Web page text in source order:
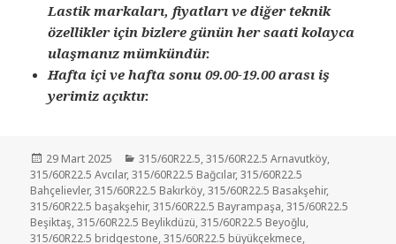
Lastik markaları, fiyatları ve diğer teknik
özellikler için bizlere günün her saati kolayca
ulaşmanız mümkündür.
Hafta içi ve hafta sonu 09.00-19.00 arası iş
yerimiz açıktır.
Yayın
tarihi
29 Mart 2025 Kategoriler
315/60R22.5,315/60R22.5 Arnavutköy,
315/60R22.5 Avcılar,315/60R22.5 Bağcılar,315/60R22.5
Bahçelievler,315/60R22.5 Bakırköy,315/60R22.5 Basakşehir,
315/60R22.5 başakşehir,315/60R22.5 Bayrampaşa,315/60R22.5
Beşiktaş,315/60R22.5 Beylikdüzü,315/60R22.5 Beyoğlu,
315/60R22.5 bridgestone,315/60R22.5 büyükçekmece,